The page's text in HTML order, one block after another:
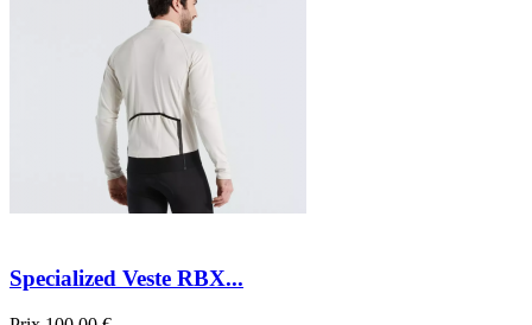
Specialized Veste RBX...